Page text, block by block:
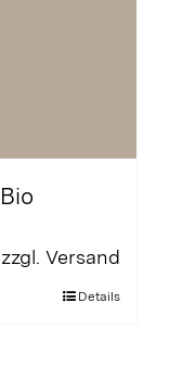
zzgl. Versand
Details